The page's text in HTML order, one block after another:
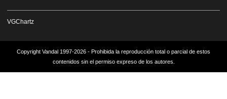
VGChartz
Copyright Vandal 1997-2026 - Prohibida la reproducción total o parcial de estos
contenidos sin el permiso expreso de los autores.